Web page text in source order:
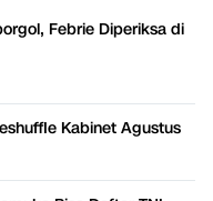
Febrie Diperiksa di
Kabinet Agustus